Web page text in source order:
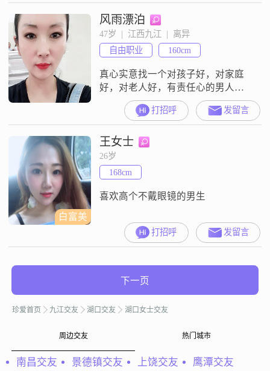
风雨漂泊
47岁  |  江西九江  |  离异
自由职业
160cm
真心实意找一个对孩子好，对家庭
好，对老人好，有责任心的男人过
日子，我没有华丽的语言，只有最
真实的自己。没有上传照片
打招呼 发留言
白富美
王女士
26岁
168cm
喜欢高个不戴眼镜的男生
打招呼 发留言
下一页
珍爱首页 九江交友 湖口交友 湖口女士交友
周边交友 热门城市
南昌交友 景德镇交友 上饶交友 鹰潭交友